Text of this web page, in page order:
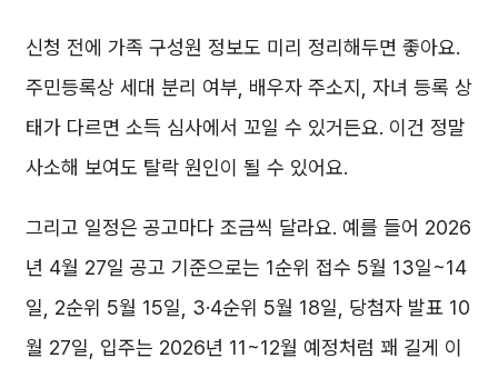
신청 전에 가족 구성원 정보도 미리 정리해두면 좋아요.
주민등록상 세대 분리 여부, 배우자 주소지, 자녀 등록 상
태가 다르면 소득 심사에서 꼬일 수 있거든요. 이건 정말
사소해 보여도 탈락 원인이 될 수 있어요.
그리고 일정은 공고마다 조금씩 달라요. 예를 들어 2026
년 4월 27일 공고 기준으로는 1순위 접수 5월 13일~14
일, 2순위 5월 15일, 3·4순위 5월 18일, 당첨자 발표 10
월 27일, 입주는 2026년 11~12월 예정처럼 꽤 길게 이